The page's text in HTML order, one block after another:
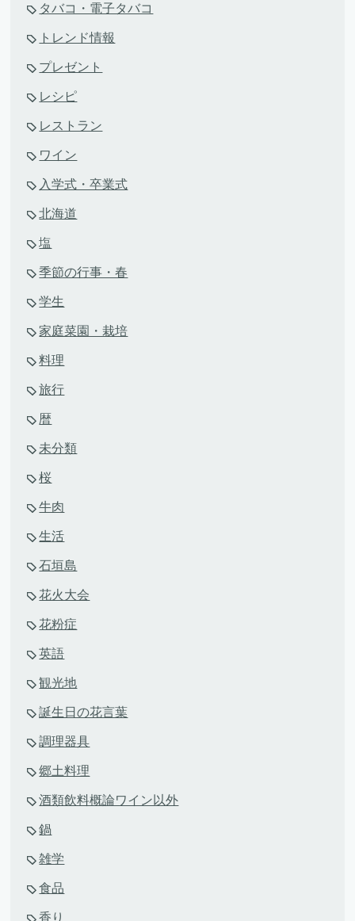
タバコ・電子タバコ
トレンド情報
プレゼント
レシピ
レストラン
ワイン
入学式・卒業式
北海道
塩
季節の行事・春
学生
家庭菜園・栽培
料理
旅行
暦
未分類
桜
牛肉
生活
石垣島
花火大会
花粉症
英語
観光地
誕生日の花言葉
調理器具
郷土料理
酒類飲料概論ワイン以外
鍋
雑学
食品
香り